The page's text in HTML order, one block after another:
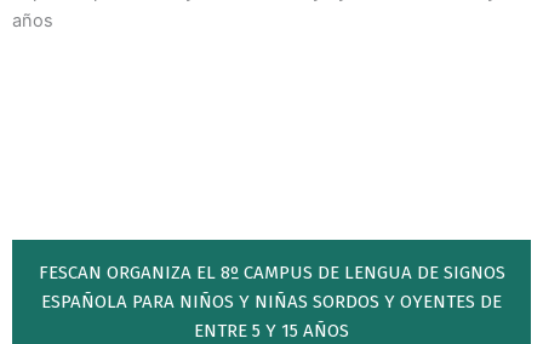
FESCAN ORGANIZA EL 8º CAMPUS DE LENGUA DE SIGNOS
ESPAÑOLA PARA NIÑOS Y NIÑAS SORDOS Y OYENTES DE
ENTRE 5 Y 15 AÑOS